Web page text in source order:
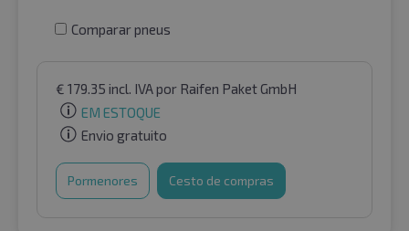
Comparar pneus
€ 179.35 incl. IVApor Raifen Paket GmbH
EM ESTOQUE
Envio gratuito
Pormenores Cesto de compras